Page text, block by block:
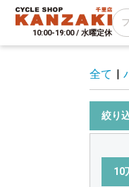
10:00-19:00 / 水曜定休
全て |
絞り
10